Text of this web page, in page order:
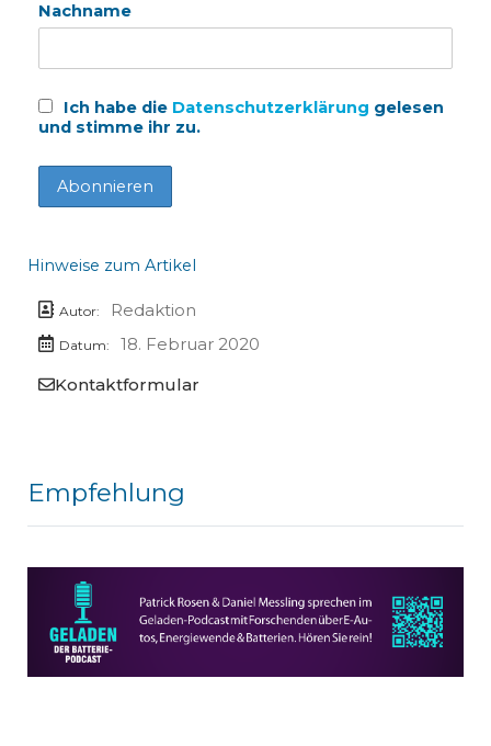
Nachname
Ich habe die Datenschutzerklärung gelesen
und stimme ihr zu.
Hinweise zum Artikel
Autor: Redaktion
Datum:
18. Februar 2020
Kontaktformular
Empfehlung